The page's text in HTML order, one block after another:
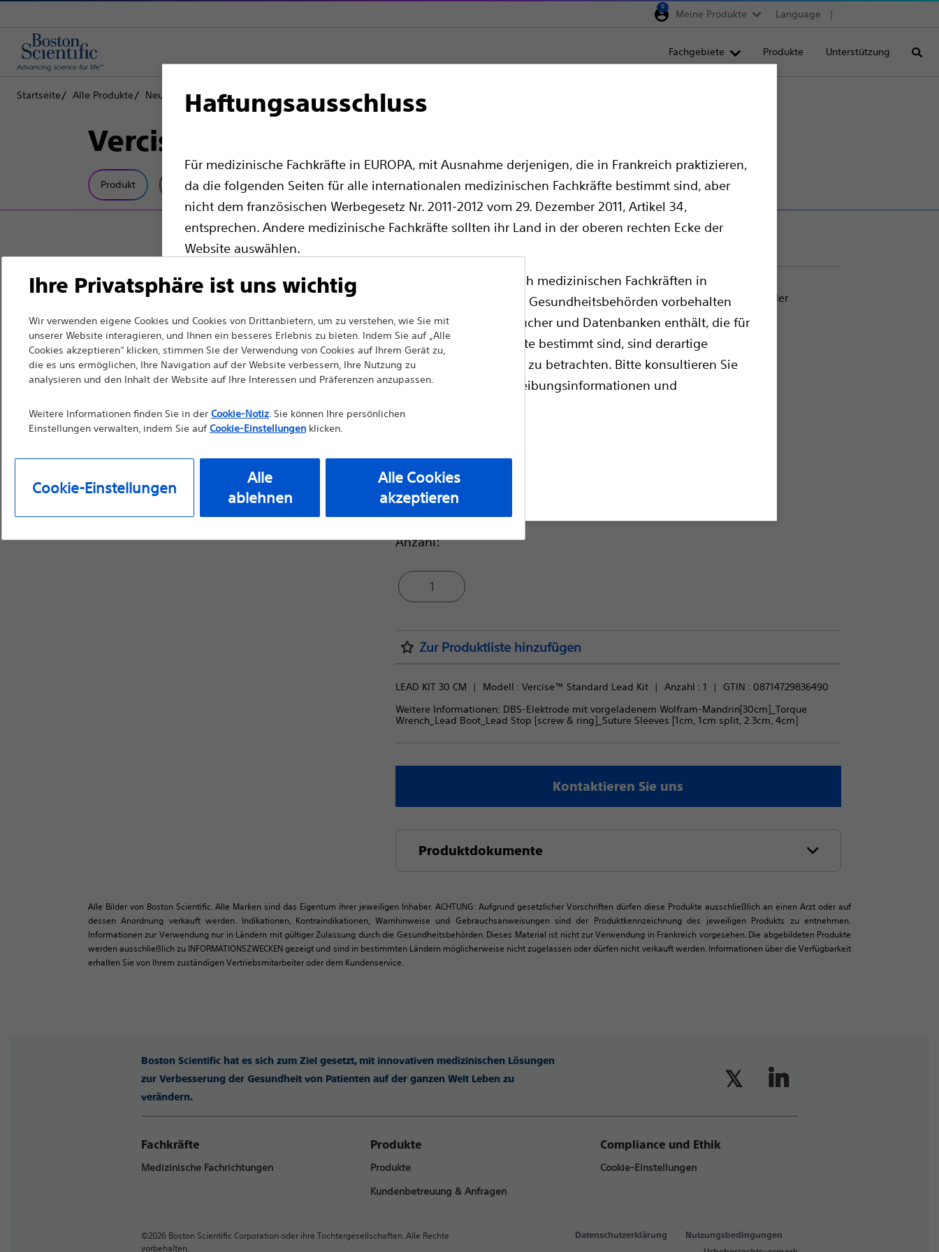
Haftungsausschluss
Für medizinische Fachkräfte in EUROPA, mit Ausnahme derjenigen, die in Frankreich praktizieren,
da die folgenden Seiten für alle internationalen medizinischen Fachkräfte bestimmt sind, aber
nicht dem französischen Werbegesetz Nr. 2011-2012 vom 29. Dezember 2011, Artikel 34,
entsprechen. Andere medizinische Fachkräfte sollten ihr Land in der oberen rechten Ecke der
Website auswählen.
Bitte beachten Sie, dass die folgenden Seiten ausschließlich medizinischen Fachkräften in
Ländern mit entsprechenden Produktzulassungen von den Gesundheitsbehörden vorbehalten
sind. Soweit diese Website Informationen, Referenzhandbücher und Datenbanken enthält, die für
die Verwendung durch zugelassene medizinische Fachkräfte bestimmt sind, sind derartige
Materialien nicht als professionelle medizinische Beratung zu betrachten. Bitte konsultieren Sie
vor der Verwendung die Gerätekennzeichnung für Verschreibungsinformationen und
Bedienungsanleitungen.
0
Meine Produkte Language
Fachgebiete Produkte Unterstützung
Startseite Alle Produkte Neurologische Chirurgie Tiefenhirnstimulationssysteme
Vercise™ Cartesia™
Produkt Technische Daten
Die Vercise™ Cartesia™ Richtelektroden liefern Next-Level-Präzision bei der
direktionalen Stimulation.
Vergleich Implantierbare Produkte
Vercise™ Cartesia™ 8-Contact Directional Lead Kit
Anzahl:
1
Zur Produktliste hinzufügen
LEAD KIT 30 CM Modell : Vercise™ Standard Lead Kit Anzahl : 1 GTIN : 08714729836490
Weitere Informationen: DBS-Elektrode mit vorgeladenem Wolfram-Mandrin[30cm]_Torque
Wrench_Lead Boot_Lead Stop [screw & ring]_Suture Sleeves [1cm, 1cm split, 2.3cm, 4cm]
Kontaktieren Sie uns
Produktdokumente
Alle Bilder von Boston Scientific. Alle Marken sind das Eigentum ihrer jeweiligen Inhaber. ACHTUNG: Aufgrund gesetzlicher Vorschriften dürfen diese Produkte ausschließlich an einen Arzt oder auf
dessen Anordnung verkauft werden. Indikationen, Kontraindikationen, Warnhinweise und Gebrauchsanweisungen sind der Produktkennzeichnung des jeweiligen Produkts zu entnehmen.
Informationen zur Verwendung nur in Ländern mit gültiger Zulassung durch die Gesundheitsbehörden. Dieses Material ist nicht zur Verwendung in Frankreich vorgesehen. Die abgebildeten Produkte
werden ausschließlich zu INFORMATIONSZWECKEN gezeigt und sind in bestimmten Ländern möglicherweise nicht zugelassen oder dürfen nicht verkauft werden. Informationen über die Verfügbarkeit
erhalten Sie von Ihrem zuständigen Vertriebsmitarbeiter oder dem Kundenservice.
Boston Scientific hat es sich zum Ziel gesetzt, mit innovativen medizinischen Lösungen
zur Verbesserung der Gesundheit von Patienten auf der ganzen Welt Leben zu
verändern.
Fachkräfte
Medizinische Fachrichtungen
Produkte
Produkte
Kundenbetreuung & Anfragen
Compliance und Ethik
Cookie-Einstellungen
©2026 Boston Scientific Corporation oder ihre Tochtergesellschaften. Alle Rechte
vorbehalten.
Datenschutzerklärung
Nutzungsbedingungen
Ihre Privatsphäre ist uns wichtig
Wir verwenden eigene Cookies und Cookies von Drittanbietern, um zu verstehen, wie Sie mit
unserer Website interagieren, und Ihnen ein besseres Erlebnis zu bieten. Indem Sie auf „Alle
Cookies akzeptieren“ klicken, stimmen Sie der Verwendung von Cookies auf Ihrem Gerät zu,
die es uns ermöglichen, Ihre Navigation auf der Website verbessern, Ihre Nutzung zu
analysieren und den Inhalt der Website auf Ihre Interessen und Präferenzen anzupassen.
Weitere Informationen finden Sie in der Cookie-Notiz. Sie können Ihre persönlichen
Einstellungen verwalten, indem Sie aufCookie-Einstellungenklicken.
Cookie-Einstellungen
Alle
ablehnen
Alle Cookies
akzeptieren